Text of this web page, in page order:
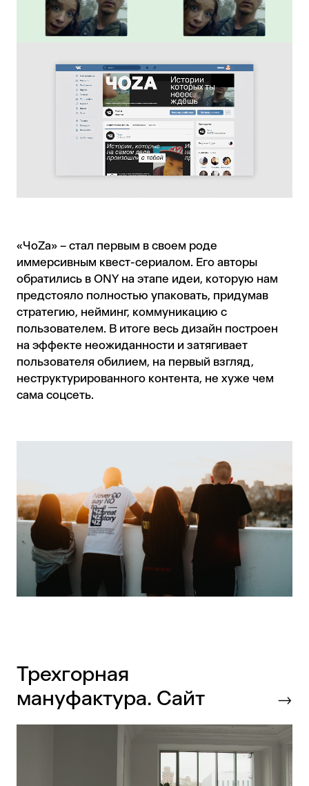
«ЧоZa» – стал первым в своем роде
иммерсивным квест-сериалом. Его авторы
обратились в ONY на этапе идеи, которую нам
предстояло полностью упаковать, придумав
стратегию, нейминг, коммуникацию с
пользователем. В итоге весь дизайн построен
на эффекте неожиданности и затягивает
пользователя обилием, на первый взгляд,
неструктурированного контента, не хуже чем
сама соцсеть.
Трехгорная
мануфактура. Сайт